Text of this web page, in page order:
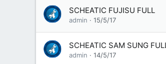
SCHEATIC FUJISU FULL
admin 15/5/17
SCHEATIC SAM SUNG
admin 14/5/17